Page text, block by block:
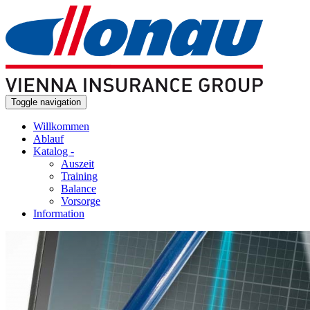
Skip to main content
Toggle navigation
Willkommen
Ablauf
Katalog -
Auszeit
Training
Balance
Vorsorge
Information